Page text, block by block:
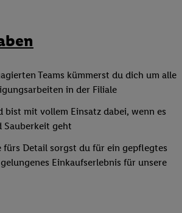
Teams kümmerst du dich um alle
in der Filiale
bist mit vollem Einsatz dabei, wenn es
Sauberkeit geht
fürs Detail sorgst du für ein gepflegtes
Einkaufserlebnis für unsere